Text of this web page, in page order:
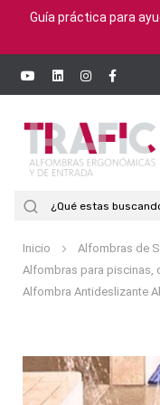
Guía práctica para
Inicio
Alfombras de
Alfombras para piscinas,
Alfombra Antideslizante
al